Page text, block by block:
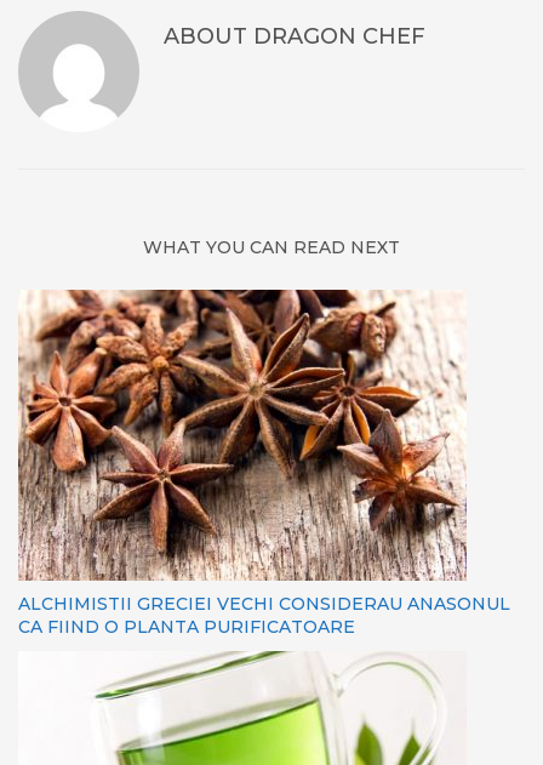
ABOUT DRAGON CHEF
WHAT YOU CAN READ NEXT
ALCHIMISTII GRECIEI VECHI CONSIDERAU ANASONUL
CA FIIND O PLANTA PURIFICATOARE